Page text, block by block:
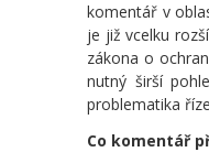
komentář v
je již vcelku
zákona o
nutný širší
problematika
Co komentář